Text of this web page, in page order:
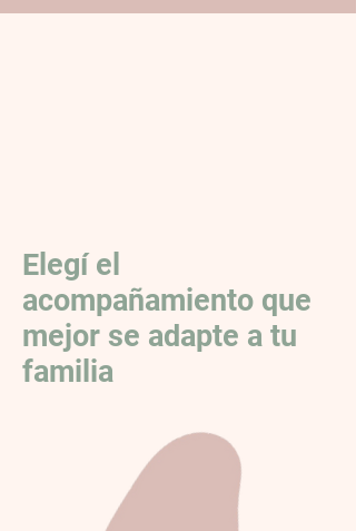
Elegí el
acompañamiento que
mejor se adapte a tu
familia